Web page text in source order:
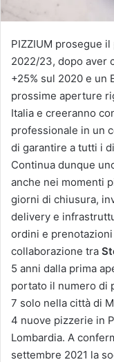
PIZZIUM prosegue
2022/23, dopo aver
+25% sul 2020 e un
prossime aperture
Italia e creeranno
professionale in un
di garantire a tutti i
Continua dunque
anche nei momenti
giorni di chiusura,
delivery e
ordini e
collaborazione tra
5 anni dalla prima
portato il numero di
7 solo nella città di
4 nuove pizzerie in
Lombardia. A
settembre 2021 la